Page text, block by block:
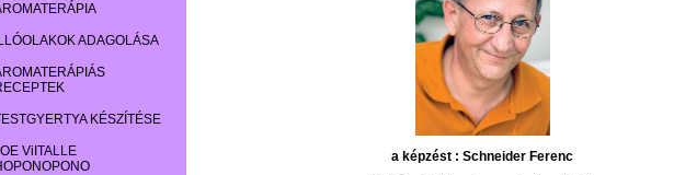
ILLÓOLAKOK ADAGOLÁSA
KÉSZÍTÉSE
ViITALLE
a képzést : Schneider Ferenc